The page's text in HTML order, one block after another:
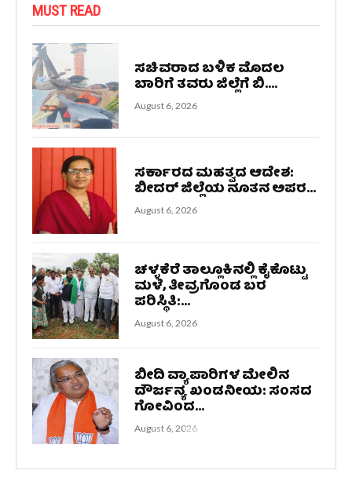
MUST READ
ಸಚಿವರಾದ ಬಳಿಕ ಮೊದಲ
ಬಾರಿಗೆ ತವರು ಜಿಲ್ಲೆಗೆ ಬಿ....
August 6, 2026
ಸರ್ಕಾರದ ಮಹತ್ವದ ಆದೇಶ:
ಬೀದರ್ ಜಿಲ್ಲೆಯ ನೂತನ ಅಪರ...
August 6, 2026
ಚಳ್ಳಕೆರೆ ತಾಲ್ಲೂಕಿನಲ್ಲಿ ಕೈಕೊಟ್ಟು
ಮಳೆ, ತೀವ್ರಗೊಂಡ ಬರ
ಪರಿಸ್ಥಿತಿ:...
August 6, 2026
ಬೀದಿ ವ್ಯಾಪಾರಿಗಳ ಮೇಲಿನ
ದೌರ್ಜನ್ಯ ಖಂಡನೀಯ: ಸಂಸದ
ಗೋವಿಂದ...
August 6, 2026